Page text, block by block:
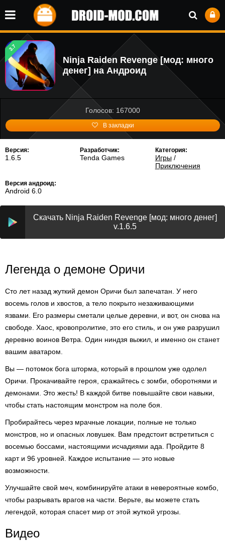
3.7
Ninja Raiden Revenge [мод: много
денег] на Андроид
Голосов: 167000
В закладки
Версия:
1.6.5
Разработчик:
Tenda Games
Категория:
Игры/
Приключения
Версия андроид:
Android 6.0
Скачать Ninja Raiden Revenge [мод: много денег]
v.1.6.5
Легенда о демоне Оричи
Сто лет назад жуткий демон Оричи был запечатан. У него
восемь голов и хвостов, а тело покрыто незаживающими
язвами. Его размеры сметали целые деревни, и вот, он снова на
свободе. Хаос, кровопролитие, это его стиль, и он уже разрушил
деревню воинов Ветра. Один ниндзя выжил, и именно он станет
вашим аватаром.
Вы — потомок бога шторма, который в прошлом уже одолел
Оричи. Прокачивайте героя, сражайтесь с зомби, оборотнями и
демонами. Это жесть! В каждой битве повышайте свои навыки,
чтобы стать настоящим монстром на поле боя.
Пробирайтесь через мрачные локации, полные не только
монстров, но и опасных ловушек. Вам предстоит встретиться с
восемью боссами, настоящими исчадиями ада. Пройдите 8
карт и 96 уровней. Каждое испытание — это новые
возможности.
Улучшайте свой меч, комбинируйте атаки в невероятные комбо,
чтобы разрывать врагов на части. Верьте, вы можете стать
легендой, которая спасет мир от этой жуткой угрозы.
Видео